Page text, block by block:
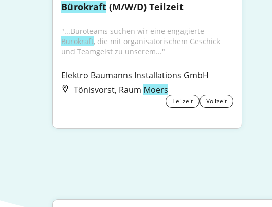
Bürokraft (M/W/D) Teilzeit
Bürokraft, die mit organisatorischem Geschick
und Teamgeist zu unserem..."
Elektro Baumanns Installations GmbH
Tönisvorst, Raum Moers
Teilzeit Vollzeit